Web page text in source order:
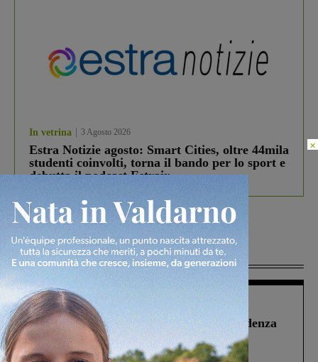
In vetrina 3 Agosto 2026
Estra Notizie agosto: Smart Cities, oltre 44mila
studenti coinvolti, torna il bando per lo sport e
debutta il podcast Estrair
Più lette
Figline Incisa Valdarno 1 Agosto 2026
Piscina di Figline finanziata oltre la scadenza
Pnrr, il gruppo di Fratelli d’Italia: “Un
ringraziamento al Governo”
×